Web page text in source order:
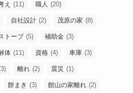
え (11) 職人 (20)
自社設計 (2) 茂原の家 (8)
トーブ (5) 補助金 (3)
体 (11) 資格 (4) 車庫 (3)
離れ (2) 震災 (1)
餅まき (3) 館山の家離れ (2)